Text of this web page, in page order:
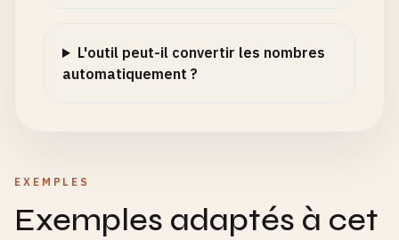
L'outil peut-il convertir les nombres
automatiquement ?
EXEMPLES
Exemples adaptés à cet